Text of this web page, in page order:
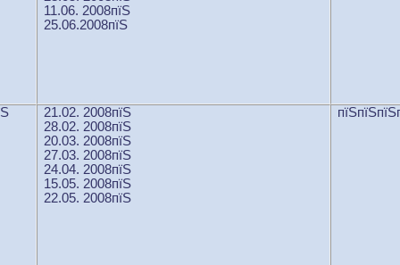
11.06. 2008пїЅ
25.06.2008пїЅ
21.02. 2008пїЅ
28.02. 2008пїЅ
20.03. 2008пїЅ
27.03. 2008пїЅ
24.04. 2008пїЅ
15.05. 2008пїЅ
22.05. 2008пїЅ